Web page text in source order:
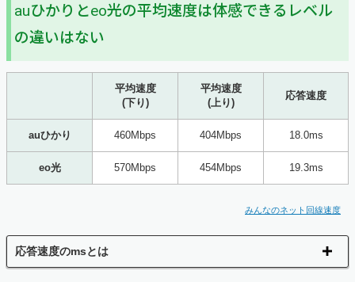
auひかりとeo光の平均速度は体感できるレベル
の違いはない
平均速度
(下り)
平均速度
(上り)
応答速度
auひかり 460Mbps 404Mbps 18.0ms
eo光 570Mbps 454Mbps 19.3ms
みんなのネット回線速度
応答速度のmsとは